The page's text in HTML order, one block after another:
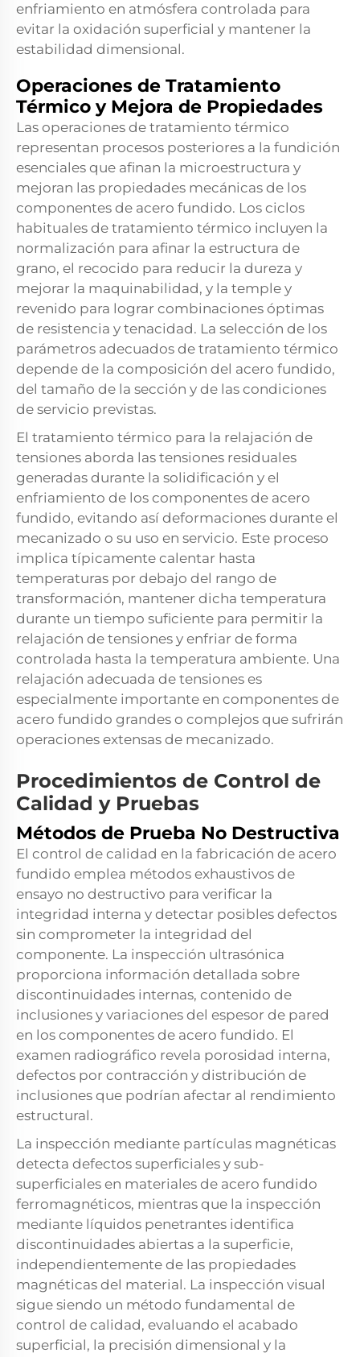
enfriamiento en atmósfera controlada para
evitar la oxidación superficial y mantener la
estabilidad dimensional.
Operaciones de Tratamiento
Térmico y Mejora de Propiedades
Las operaciones de tratamiento térmico
representan procesos posteriores a la fundición
esenciales que afinan la microestructura y
mejoran las propiedades mecánicas de los
componentes de acero fundido. Los ciclos
habituales de tratamiento térmico incluyen la
normalización para afinar la estructura de
grano, el recocido para reducir la dureza y
mejorar la maquinabilidad, y la temple y
revenido para lograr combinaciones óptimas
de resistencia y tenacidad. La selección de los
parámetros adecuados de tratamiento térmico
depende de la composición del acero fundido,
del tamaño de la sección y de las condiciones
de servicio previstas.
El tratamiento térmico para la relajación de
tensiones aborda las tensiones residuales
generadas durante la solidificación y el
enfriamiento de los componentes de acero
fundido, evitando así deformaciones durante el
mecanizado o su uso en servicio. Este proceso
implica típicamente calentar hasta
temperaturas por debajo del rango de
transformación, mantener dicha temperatura
durante un tiempo suficiente para permitir la
relajación de tensiones y enfriar de forma
controlada hasta la temperatura ambiente. Una
relajación adecuada de tensiones es
especialmente importante en componentes de
acero fundido grandes o complejos que sufrirán
operaciones extensas de mecanizado.
Procedimientos de Control de
Calidad y Pruebas
Métodos de Prueba No Destructiva
El control de calidad en la fabricación de acero
fundido emplea métodos exhaustivos de
ensayo no destructivo para verificar la
integridad interna y detectar posibles defectos
sin comprometer la integridad del
componente. La inspección ultrasónica
proporciona información detallada sobre
discontinuidades internas, contenido de
inclusiones y variaciones del espesor de pared
en los componentes de acero fundido. El
examen radiográfico revela porosidad interna,
defectos por contracción y distribución de
inclusiones que podrían afectar al rendimiento
estructural.
La inspección mediante partículas magnéticas
detecta defectos superficiales y sub-
superficiales en materiales de acero fundido
ferromagnéticos, mientras que la inspección
mediante líquidos penetrantes identifica
discontinuidades abiertas a la superficie,
independientemente de las propiedades
magnéticas del material. La inspección visual
sigue siendo un método fundamental de
control de calidad, evaluando el acabado
superficial, la precisión dimensional y la